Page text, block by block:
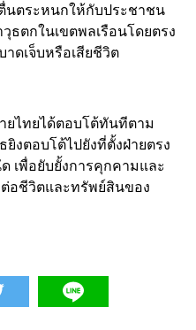
นตระหนกให้กับประชาชน
ธตกในเขตพลเรือนโดยตรง
าดเจ็บหรือเสียชีวิต
ยไทยได้ตอบโต้ทันทีตาม
งตอบโต้ไปยังที่ตั้งฝ่ายตรง
เพื่อยับยั้งการคุกคามและ
อชีวิตและทรัพย์สินของ